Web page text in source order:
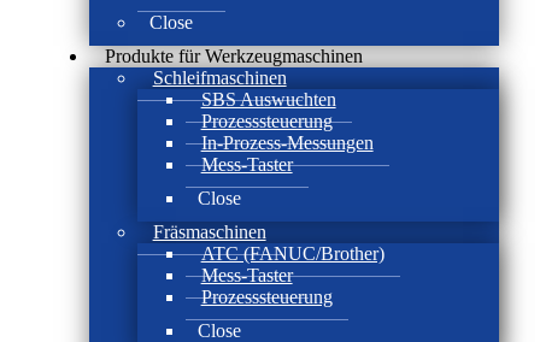
Close
Produkte für Werkzeugmaschinen
Schleifmaschinen
SBS Auswuchten
Prozesssteuerung
In-Prozess-Messungen
Mess-Taster
Close
Fräsmaschinen
ATC (FANUC/Brother)
Mess-Taster
Prozesssteuerung
Close